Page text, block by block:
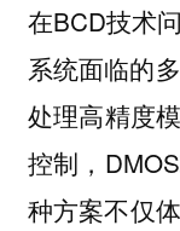
在BCD技术
系统面临的
处理高精度
控制，
种方案不仅